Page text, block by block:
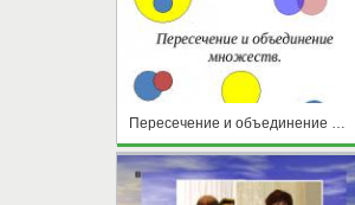
Пересечение и объединение множеств